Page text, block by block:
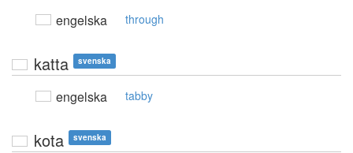
engelska through
katta svenska
engelska tabby
kota svenska